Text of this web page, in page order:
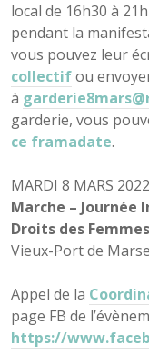
local de 16h30 à
pendant la
vous pouvez leur
collectifou
à
garderie, vous
ce framadate.
MARDI 8 MARS
Marche –
Droits des
Vieux-Port de
Appel de la
page FB de
https://